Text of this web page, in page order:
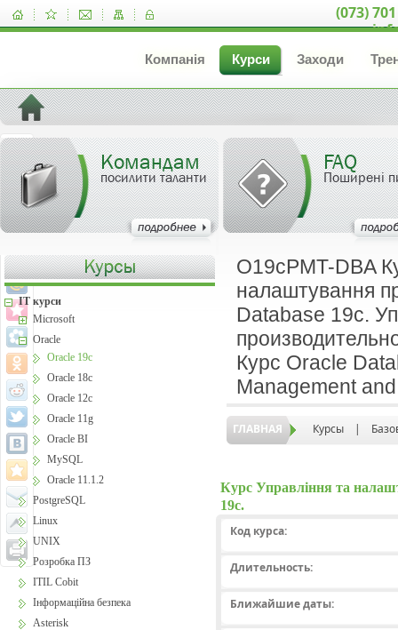
(073)
Компанія Курси Заходи
Командам
посилити таланти
FAQ
Поширені
O19cPMT-DBA
налаштування
Database 19c.
Курс Oracle
Management
ГЛАВНАЯ Курсы |
Курс Управління та
19c.
Код курса:
Длительность:
Ближайшие даты:
IT курси
Microsoft
Oracle
Oracle 19c
Oracle 18c
Oracle 12c
Oracle 11g
Oracle BI
MySQL
Oracle 11.1.2
PostgreSQL
Linux
UNIX
Розробка ПЗ
ITIL Cobit
Інформаційна безпека
Asterisk